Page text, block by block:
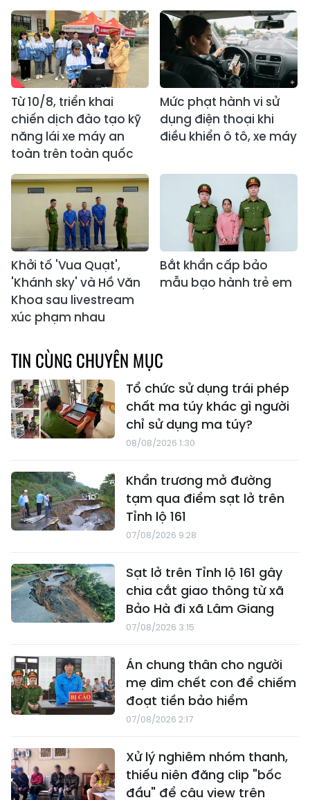
Từ 10/8, triển khai
chiến dịch đào tạo kỹ
năng lái xe máy an
toàn trên toàn quốc
Mức phạt hành vi sử
dụng điện thoại khi
điều khiển ô tô, xe máy
Khởi tố 'Vua Quạt',
'Khánh sky' và Hồ Văn
Khoa sau livestream
xúc phạm nhau
Bắt khẩn cấp bảo
mẫu bạo hành trẻ em
TIN CÙNG CHUYÊN MỤC
Tổ chức sử dụng trái phép
chất ma túy khác gì người
chỉ sử dụng ma túy?
08/08/2026 1:30
Khẩn trương mở đường
tạm qua điểm sạt lở trên
Tỉnh lộ 161
07/08/2026 9:28
Sạt lở trên Tỉnh lộ 161 gây
chia cắt giao thông từ xã
Bảo Hà đi xã Lâm Giang
07/08/2026 3:15
Án chung thân cho người
mẹ dìm chết con để chiếm
đoạt tiền bảo hiểm
07/08/2026 2:17
Xử lý nghiêm nhóm thanh,
thiếu niên đăng clip "bốc
đầu" để câu view trên